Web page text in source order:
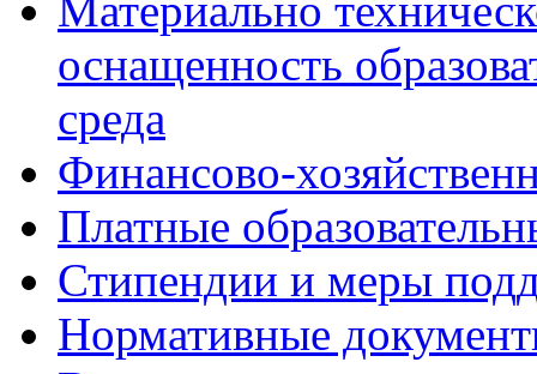
Материально
оснащенность
среда
Финансово-
Платные
Стипендии и меры
Нормативные